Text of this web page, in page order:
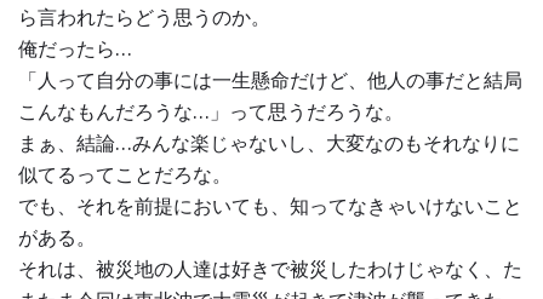
ら言われたらどう思うのか。
俺だったら…
「人って自分の事には一生懸命だけど、他人の事だと結局
こんなもんだろうな…」って思うだろうな。
まぁ、結論…みんな楽じゃないし、大変なのもそれなりに
似てるってことだろな。
でも、それを前提においても、知ってなきゃいけないこと
がある。
それは、被災地の人達は好きで被災したわけじゃなく、た